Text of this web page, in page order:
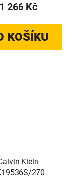
1 266 Kč
KOŠÍKU
Klein
270